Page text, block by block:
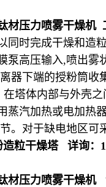
材压力喷雾干燥机
同时完成干燥和造
泵高压输入,喷出雾
器下端的授粉筒收
在塔体内部与外壳
蒸汽加热或电加热
。对于缺电地区可
粒干燥塔
详询：
材压力喷雾干燥机